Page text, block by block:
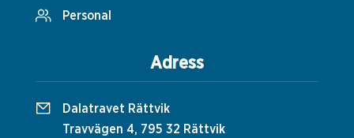
Personal
Adress
Dalatravet Rättvik
Travvägen 4, 795 32 Rättvik